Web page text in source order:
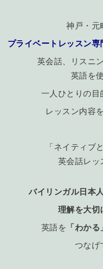
神戸・元
プライベートレッスン専
英会話、リスニ
英語を
一人ひとりの目
レッスン内容
「ネイティブ
英会話レッ
バイリンガル日本
理解を大切
英語を 「わか
つなげ